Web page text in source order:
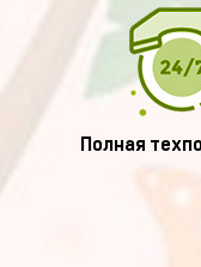
Полная